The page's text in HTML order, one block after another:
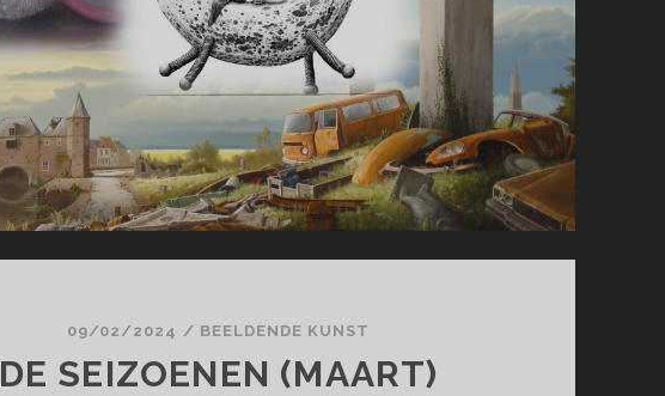
09/02/2024 / BEELDENDE KUNST
DE SEIZOENEN (MAART)